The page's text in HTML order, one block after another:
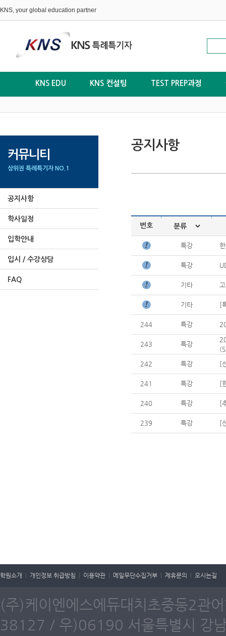
KNS, your global education partner
KNS EDU KNS 컨설팅 TEST PREP과정
커뮤니티
상위권 특례특기자 NO.1
공지사항
학사일정
입학안내
입시 / 수강상담
FAQ
공지사항
번호
| |
특강
특강
기타
기타 [
244 특강
243 특강
242
특강 [
241 특강 [
240 특강 [
239 특강 [
학원소개 개인정보 취급방침 이용약관 메일무단수집거부 제휴문의 오시는길
(주)케이엔에스에듀대치초중등2
38127 / 우)06190 서울특별시 강